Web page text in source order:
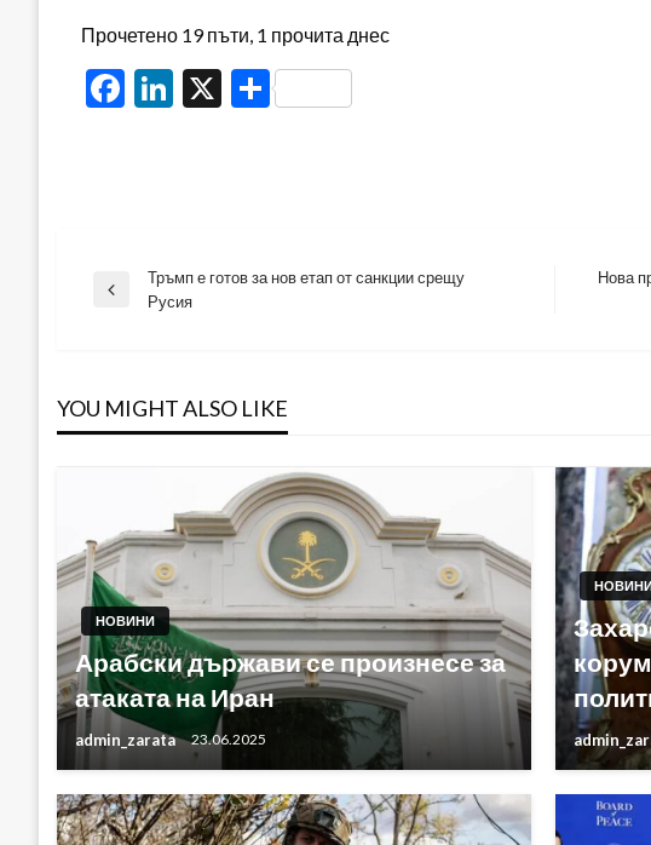
Прочетено 19 пъти, 1 прочита днес
Facebook
LinkedIn
X Share
Навигация
Previous
Тръмп е готов за нов етап от санкции срещу
Русия
Нова
YOU MIGHT ALSO LIKE
НОВИНИ
Арабски държави се произнесе за
атаката на Иран
admin_zarata 23.06.2025